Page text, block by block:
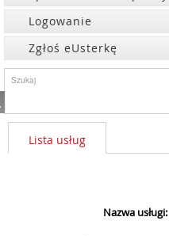
Logowanie
Zgłoś eUsterkę
Lista usług
Nazwa usługi: